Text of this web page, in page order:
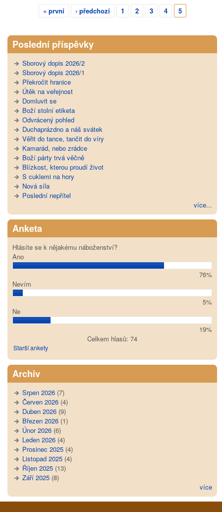
« první ‹ předchozí 1 2 3 4 5
Poslední příspěvky
Sborový dopis 2026/2
Sborový dopis 2026/1
Překročit hranice
Útěk na veřejnost
Domluvit se
Boží stolní etiketa
Odvrácený pohled
Duchaprázdno a náš svátek
Věřit do tance, tančit do víry
Kamarád, nebo zrádce
Boží párty trvá věčně
Blízkost, kterou proudí život
S cuklemi na hory
Nová síla
Poslední nepřítel
více...
Anketa
Hlásíte se k nějakému náboženství?
Ano
76%
Nevím
5%
Ne
19%
Celkem hlasů: 74
Starší ankety
Archiv
Srpen 2026 (7)
Červen 2026 (4)
Duben 2026 (9)
Březen 2026 (1)
Únor 2026 (6)
Leden 2026 (4)
Prosinec 2025 (4)
Listopad 2025 (4)
Říjen 2025 (13)
Září 2025 (8)
více